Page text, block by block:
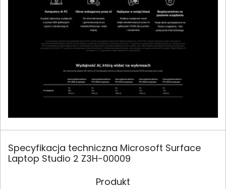
Specyfikacja techniczna Microsoft Surface
Laptop Studio 2 Z3H-00009
Produkt